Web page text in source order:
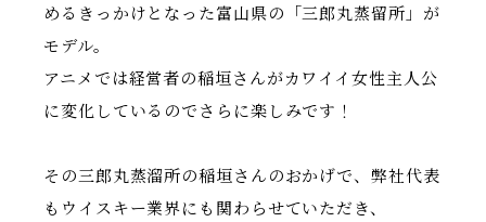
めるきっかけとなった富山県の「三郎丸蒸留所」が
モデル。
アニメでは経営者の稲垣さんがカワイイ女性主人公
に変化しているのでさらに楽しみです！
その三郎丸蒸溜所の稲垣さんのおかげで、弊社代表
もウイスキー業界にも関わらせていただき、